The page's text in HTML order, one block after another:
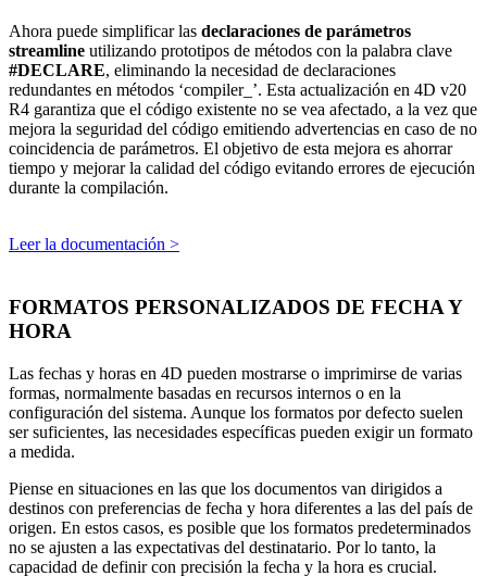
Ahora puede simplificar las declaraciones de parámetros
streamline utilizando prototipos de métodos con la palabra clave
#DECLARE, eliminando la necesidad de declaraciones
redundantes en métodos ‘compiler_’. Esta actualización en 4D v20
R4 garantiza que el código existente no se vea afectado, a la vez que
mejora la seguridad del código emitiendo advertencias en caso de no
coincidencia de parámetros. El objetivo de esta mejora es ahorrar
tiempo y mejorar la calidad del código evitando errores de ejecución
durante la compilación.
Leer la documentación >
FORMATOS PERSONALIZADOS DE FECHA Y
HORA
Las fechas y horas en 4D pueden mostrarse o imprimirse de varias
formas, normalmente basadas en recursos internos o en la
configuración del sistema. Aunque los formatos por defecto suelen
ser suficientes, las necesidades específicas pueden exigir un formato
a medida.
Piense en situaciones en las que los documentos van dirigidos a
destinos con preferencias de fecha y hora diferentes a las del país de
origen. En estos casos, es posible que los formatos predeterminados
no se ajusten a las expectativas del destinatario. Por lo tanto, la
capacidad de definir con precisión la fecha y la hora es crucial.